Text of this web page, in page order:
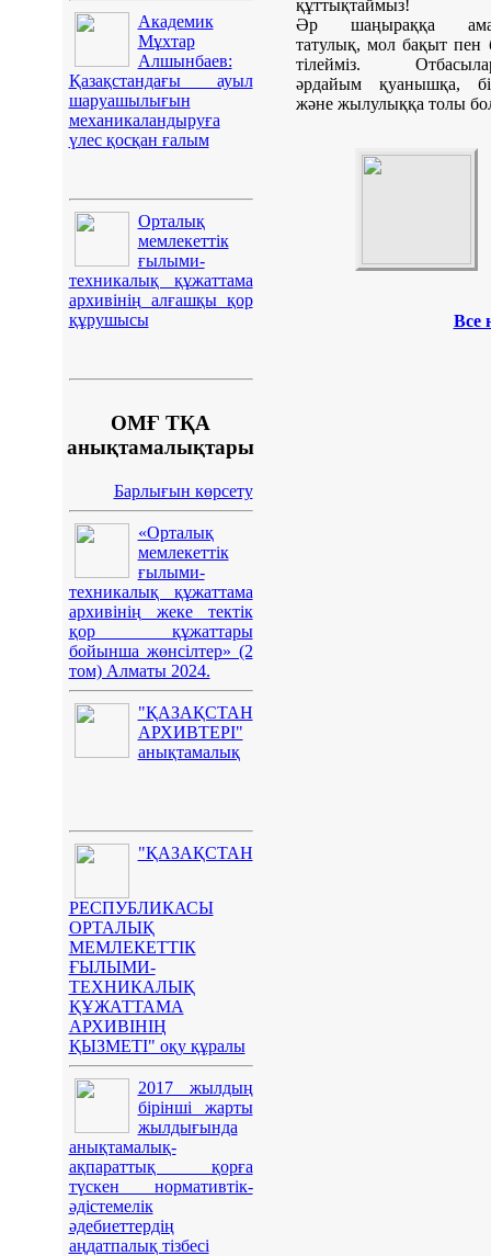
Академик
Мұхтар
Алшынбаев:
Қазақстандағы ауыл
шаруашылығын
механикаландыруға
үлес қосқан ғалым
Орталық
мемлекеттік
ғылыми-
техникалық құжаттама
архивінің алғашқы қор
құрушысы
ОМҒ ТҚА
анықтамалықтары
Барлығын көрсету
«Орталық
мемлекеттік
ғылыми-
техникалық құжаттама
архивінің жеке тектік
қор құжаттары
бойынша жөнсілтер» (2
том) Алматы 2024.
"ҚАЗАҚСТАН
АРХИВТЕРІ"
анықтамалық
"ҚАЗАҚСТАН
РЕСПУБЛИКАСЫ
ОРТАЛЫҚ
МЕМЛЕКЕТТІК
ҒЫЛЫМИ-
ТЕХНИКАЛЫҚ
ҚҰЖАТТАМА
АРХИВІНІҢ
ҚЫЗМЕТІ" оқу құралы
2017 жылдың
бірінші жарты
жылдығында
анықтамалық-
ақпараттық қорға
түскен нормативтік-
әдістемелік
әдебиеттердің
аңдатпалық тізбесі
құттықтаймыз!
Әр шаңыраққа
татулық, мол бақыт пен
тілейміз.
әрдайым қуанышқа,
және жылулыққа толы
Все